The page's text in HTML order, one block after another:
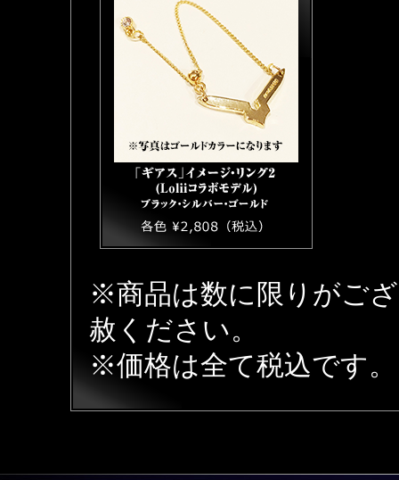
※商品は数に限りがご
赦ください。
※価格は全て税込です。